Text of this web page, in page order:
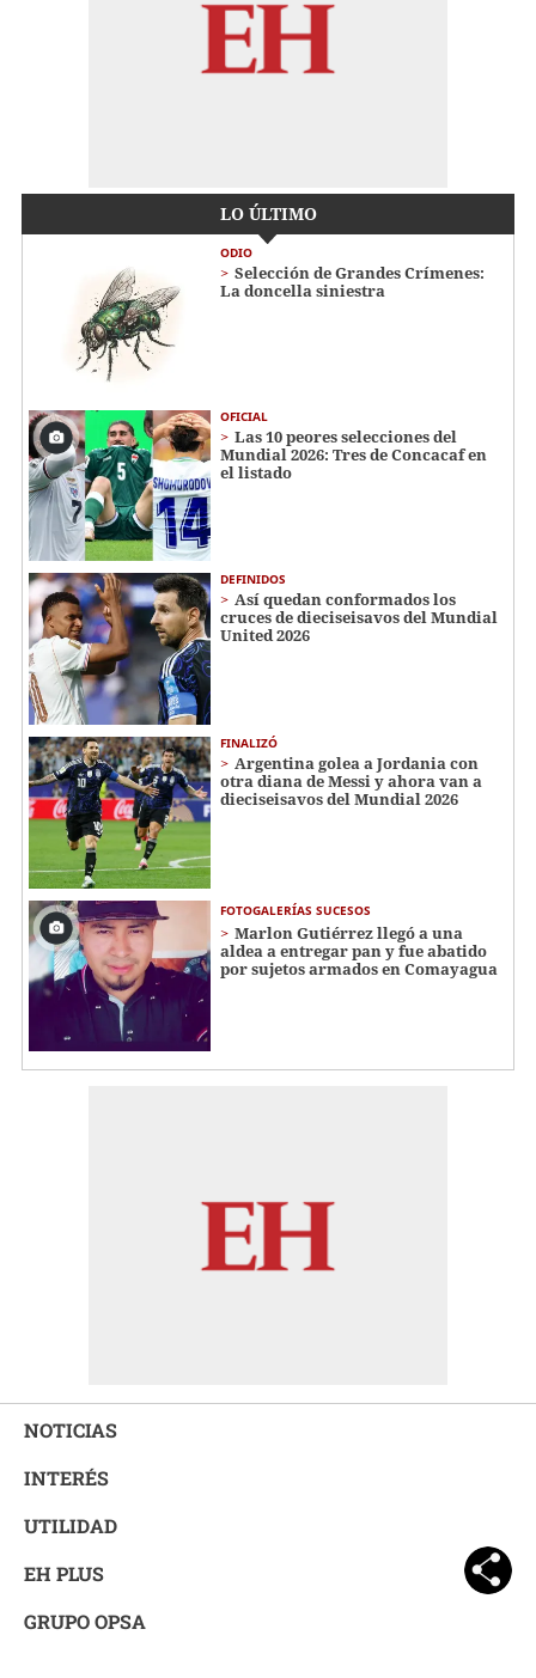
LO ÚLTIMO
ODIO
Selección de Grandes Crímenes:
La doncella siniestra
OFICIAL
Las 10 peores selecciones del
Mundial 2026: Tres de Concacaf en
el listado
DEFINIDOS
Así quedan conformados los
cruces de dieciseisavos del Mundial
United 2026
FINALIZÓ
Argentina golea a Jordania con
otra diana de Messi y ahora van a
dieciseisavos del Mundial 2026
FOTOGALERÍAS SUCESOS
Marlon Gutiérrez llegó a una
aldea a entregar pan y fue abatido
por sujetos armados en Comayagua
NOTICIAS
INTERÉS
UTILIDAD
EH PLUS
GRUPO OPSA